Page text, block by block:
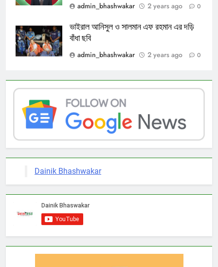
admin_bhashwakar
2 years ago 0
ভাইরাল আনিসুল ও সালমান এফ রহমান এর দড়ি
বাঁধা ছবি
admin_bhashwakar
2 years ago 0
Dainik Bhashwakar